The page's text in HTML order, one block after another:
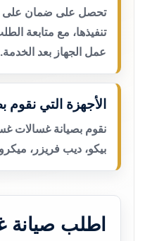
تحصل على ضمان على
تنفيذها، مع متابعة
عمل الجهاز بعد الخدمة.
الأجهزة التي نقوم
نقوم بصيانة غسالات
بيكو، ديب فريزر،
اطلب صيانة